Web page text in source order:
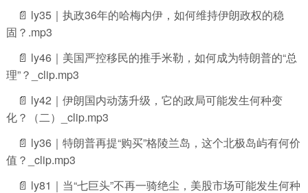
📄 ly35｜执政36年的哈梅内伊，如何维持伊朗政权的稳
固？.mp3
📄 ly46｜美国严控移民的推手米勒，如何成为特朗普的“总
理”？_clip.mp3
📄 ly42｜伊朗国内动荡升级，它的政局可能发生何种变
化？（二）_clip.mp3
📄 ly36｜特朗普再提“购买”格陵兰岛，这个北极岛屿有何价
值？_clip.mp3
📄 ly81｜当“七巨头”不再一骑绝尘，美股市场可能发生何种